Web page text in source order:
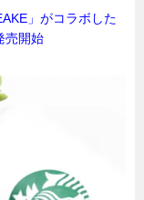
」がコラボした
売開始